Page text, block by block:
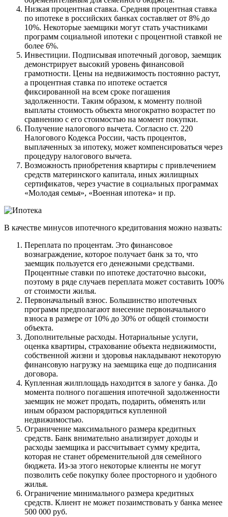
Низкая процентная ставка. Средняя процентная ставка
по ипотеке в российских банках составляет от 8% до
10%. Некоторые заемщики могут стать участниками
программ социальной ипотеки с процентной ставкой не
более 6%.
Инвестиции. Подписывая ипотечный договор, заемщик
демонстрирует высокий уровень финансовой
грамотности. Цены на недвижимость постоянно растут,
а процентная ставка по ипотеке остается
фиксированной на всем сроке погашения
задолженности. Таким образом, к моменту полной
выплаты стоимость объекта многократно возрастет по
сравнению с его стоимостью на момент покупки.
Получение налогового вычета. Согласно ст. 220
Налогового Кодекса России, часть процентов,
выплаченных за ипотеку, может компенсироваться через
процедуру налогового вычета.
Возможность приобретения квартиры с привлечением
средств материнского капитала, иных жилищных
сертификатов, через участие в социальных программах
«Молодая семья», «Военная ипотека» и пр.
В качестве минусов ипотечного кредитования можно назвать:
Переплата по процентам. Это финансовое
вознаграждение, которое получает банк за то, что
заемщик пользуется его денежными средствами.
Процентные ставки по ипотеке достаточно высоки,
поэтому в ряде случаев переплата может составить 100%
от стоимости жилья.
Первоначальный взнос. Большинство ипотечных
программ предполагают внесение первоначального
взноса в размере от 10% до 30% от общей стоимости
объекта.
Дополнительные расходы. Нотариальные услуги,
оценка квартиры, страхование объекта недвижимости,
собственной жизни и здоровья накладывают некоторую
финансовую нагрузку на заемщика еще до подписания
договора.
Купленная жилплощадь находится в залоге у банка. До
момента полного погашения ипотечной задолженности
заемщик не может продать, подарить, обменять или
иным образом распорядиться купленной
недвижимостью.
Ограничение максимального размера кредитных
средств. Банк внимательно анализирует доходы и
расходы заемщика и рассчитывает сумму кредита,
которая не станет обременительной для семейного
бюджета. Из-за этого некоторые клиенты не могут
позволить себе покупку более просторного и удобного
жилья.
Ограничение минимального размера кредитных
средств. Клиент не может позаимствовать у банка менее
500 000 руб.